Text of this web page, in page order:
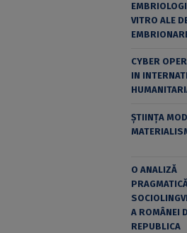
VITRO ALE
CYBER
IN
ȘTIINȚA
O ANALIZĂ
A ROMÂNEI
REPUBLICA